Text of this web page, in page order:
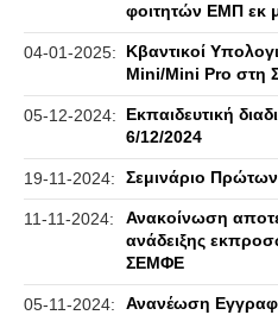
φοιτητών ΕΜΠ εκ
04-01-2025:
Κβαντικοί
Mini/Mini Pro στη
05-12-2024:
Εκπαιδευτική
6/12/2024
19-11-2024: Σεμινάριο
11-11-2024:
Ανακοίνωση
ανάδειξης
ΣΕΜΦΕ
05-11-2024:
Ανανέωση